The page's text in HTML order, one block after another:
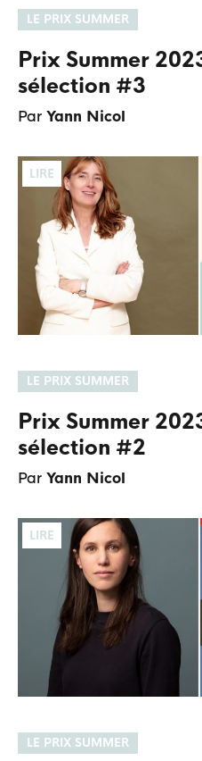
LE PRIX SUMMER
Prix Summer
sélection #3
Par Yann Nicol
LIRE
LE PRIX SUMMER
Prix Summer
sélection #2
Par Yann Nicol
LIRE
LE PRIX SUMMER